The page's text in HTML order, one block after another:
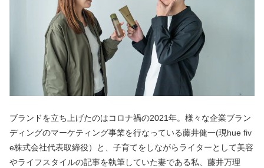
ブランドを立ち上げたのはコロナ禍の2021年。様々な企業ブラン
ディングのマーケティング事業を行なっている藤井健一(現hue fiv
e株式会社代表取締役）と、子育てをしながらライターとして美容
やライフスタイルの記事を執筆していた妻である私、藤井万理